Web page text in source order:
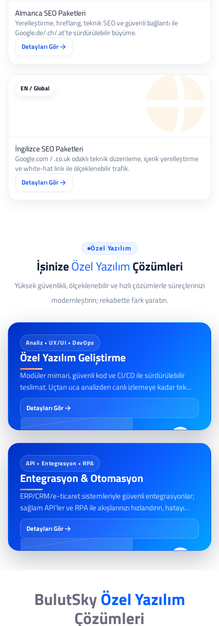
Almanca SEO Paketleri
Yerelleştirme, hreflang, teknik SEO ve güvenli bağlantı ile
Google.de/.ch/.at’te sürdürülebilir büyüme.
Detayları Gör
EN / Global
İngilizce SEO Paketleri
Google.com / .co.uk odaklı teknik düzenleme, içerik yerelleştirme
ve white-hat link ile ölçeklenebilir trafik.
Detayları Gör
Özel Yazılım
İşinizeÖzel YazılımÇözümleri
Yüksek güvenlikli, ölçeklenebilir ve hızlı çözümlerle süreçlerinizi
modernleştirin; rekabette fark yaratın.
Analiz • UX/UI • DevOps
Özel Yazılım Geliştirme
Modüler mimari, güvenli kod ve CI/CD ile sürdürülebilir
teslimat. Uçtan uca analizden canlı izlemeye kadar tek
elde çözüm.
Detayları Gör
API • Entegrasyon • RPA
Entegrasyon & Otomasyon
ERP/CRM/e-ticaret sistemleriyle güvenli entegrasyonlar;
sağlam API’ler ve RPA ile akışlarınızı hızlandırın, hatayı
azaltın.
Detayları Gör
BulutSkyÖzel Yazılım
Çözümleri